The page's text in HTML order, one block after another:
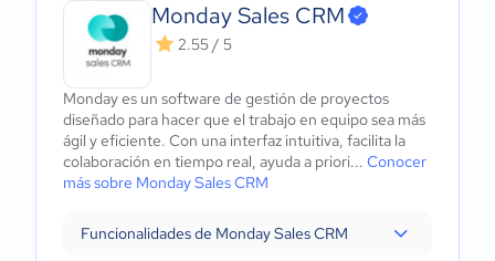
Monday Sales CRM
2.55 / 5
Monday es un software de gestión de proyectos
diseñado para hacer que el trabajo en equipo sea más
ágil y eficiente. Con una interfaz intuitiva, facilita la
colaboración en tiempo real, ayuda a priori... Conocer
más sobre Monday Sales CRM
Funcionalidades de Monday Sales CRM